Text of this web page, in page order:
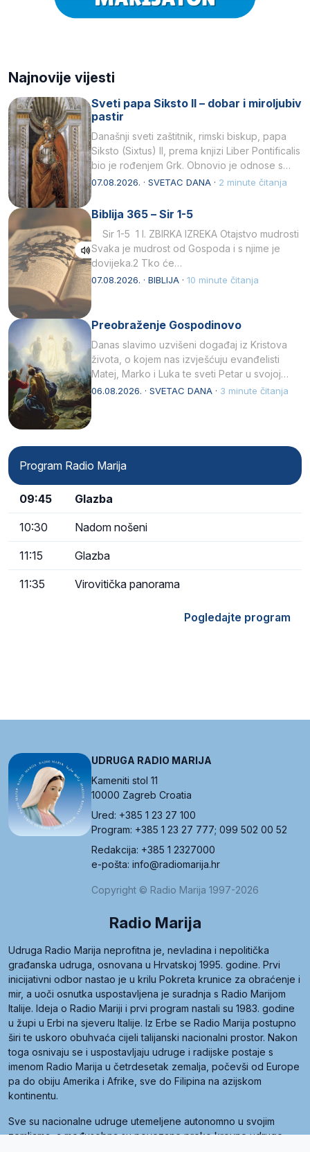
Najnovije vijesti
Sveti papa Siksto II – dobar i miroljubiv
pastir
Današnji sveti zaštitnik, rimski biskup, papa
Siksto (Sixtus) II, prema knjizi Liber Pontificalis
bio je rođenjem Grk. Obnovio je odnose s
afričkim…
07.08.2026. · SVETAC DANA · 2 minute čitanja
Biblija 365 – Sir 1-5
Sir 1-5 1 I. ZBIRKA IZREKA Otajstvo mudrosti
Svaka je mudrost od Gospoda i s njime je
dovijeka.2 Tko će…
07.08.2026. · BIBLIJA · 10 minute čitanja
Preobraženje Gospodinovo
Danas slavimo uzvišeni događaj iz Kristova
života, o kojem nas izvješćuju evanđelisti
Matej, Marko i Luka te sveti Petar u svojoj
drugoj…
06.08.2026. · SVETAC DANA · 3 minute čitanja
Program Radio Marija
09:45 Glazba
10:30 Nadom nošeni
11:15 Glazba
11:35 Virovitička panorama
Pogledajte program
UDRUGA RADIO MARIJA
Kameniti stol 11
10000 Zagreb Croatia
Ured: +385 1 23 27 100
Program: +385 1 23 27 777; 099 502 00 52
Redakcija: +385 1 2327000
e-pošta: info@radiomarija.hr
Copyright © Radio Marija 1997-2026
Radio Marija
Udruga Radio Marija neprofitna je, nevladina i nepolitička
građanska udruga, osnovana u Hrvatskoj 1995. godine. Prvi
inicijativni odbor nastao je u krilu Pokreta krunice za obraćenje i
mir, a uoči osnutka uspostavljena je suradnja s Radio Marijom
Italije. Ideja o Radio Mariji i prvi program nastali su 1983. godine
u župi u Erbi na sjeveru Italije. Iz Erbe se Radio Marija postupno
širi te uskoro obuhvaća cijeli talijanski nacionalni prostor. Nakon
toga osnivaju se i uspostavljaju udruge i radijske postaje s
imenom Radio Marija u četrdesetak zemalja, počevši od Europe
pa do obiju Amerika i Afrike, sve do Filipina na azijskom
kontinentu.
Sve su nacionalne udruge utemeljene autonomno u svojim
zemljama, a međusobna su povezane preko krovne udruge